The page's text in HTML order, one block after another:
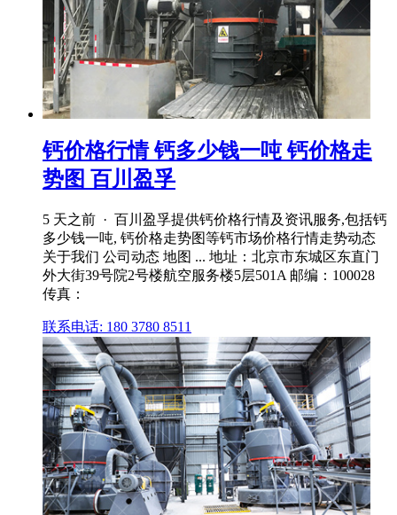
钙价格行情 钙多少钱一吨 钙价格走
势图 百川盈孚
5 天之前 · 百川盈孚提供钙价格行情及资讯服务,包括钙
多少钱一吨, 钙价格走势图等钙市场价格行情走势动态
关于我们 公司动态 地图 ... 地址：北京市东城区东直门
外大街39号院2号楼航空服务楼5层501A 邮编：100028
传真：
联系电话: 180 3780 8511